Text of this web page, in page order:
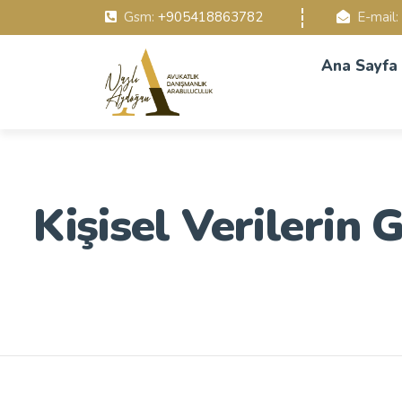
Gsm: +905418863782 E-mail:
Ana Sayfa
Kişisel Verilerin